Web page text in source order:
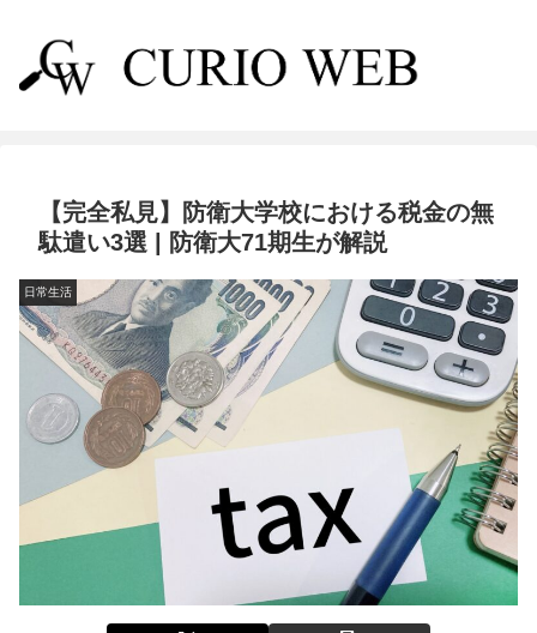
【完全私見】防衛大学校における税金の無
駄遣い3選 | 防衛大71期生が解説
日常生活